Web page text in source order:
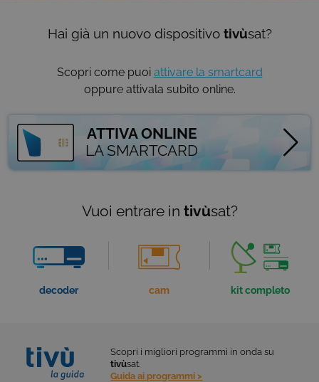
Hai già un nuovo dispositivo tivùsat?
Scopri come puoi attivare la smartcard
oppure attivala subito online.
ATTIVA ONLINE
LA SMARTCARD
Vuoi entrare in tivùsat?
decoder cam kit completo
Scopri i migliori programmi in onda su
tivùsat.
Guida ai programmi >